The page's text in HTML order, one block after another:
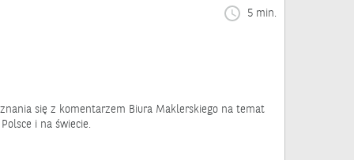
5 min.
się z komentarzem Biura Maklerskiego na temat
i na świecie.